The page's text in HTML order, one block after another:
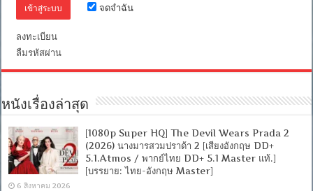
Master]
อังกฤษ
Master
+
ซับ
PGS
คม
ชัด]
[MASTER]
จดจำฉัน
ลงทะเบียน
ลืมรหัสผ่าน
หนังเรื่องล่าสุด
[1080p Super HQ] The Devil Wears Prada 2
(2026) นางมารสวมปราด้า 2 [เสียงอังกฤษ DD+
5.1.Atmos / พากย์ไทย DD+ 5.1 Master แท้.]
[บรรยาย: ไทย-อังกฤษ Master]
6 สิงหาคม 2026